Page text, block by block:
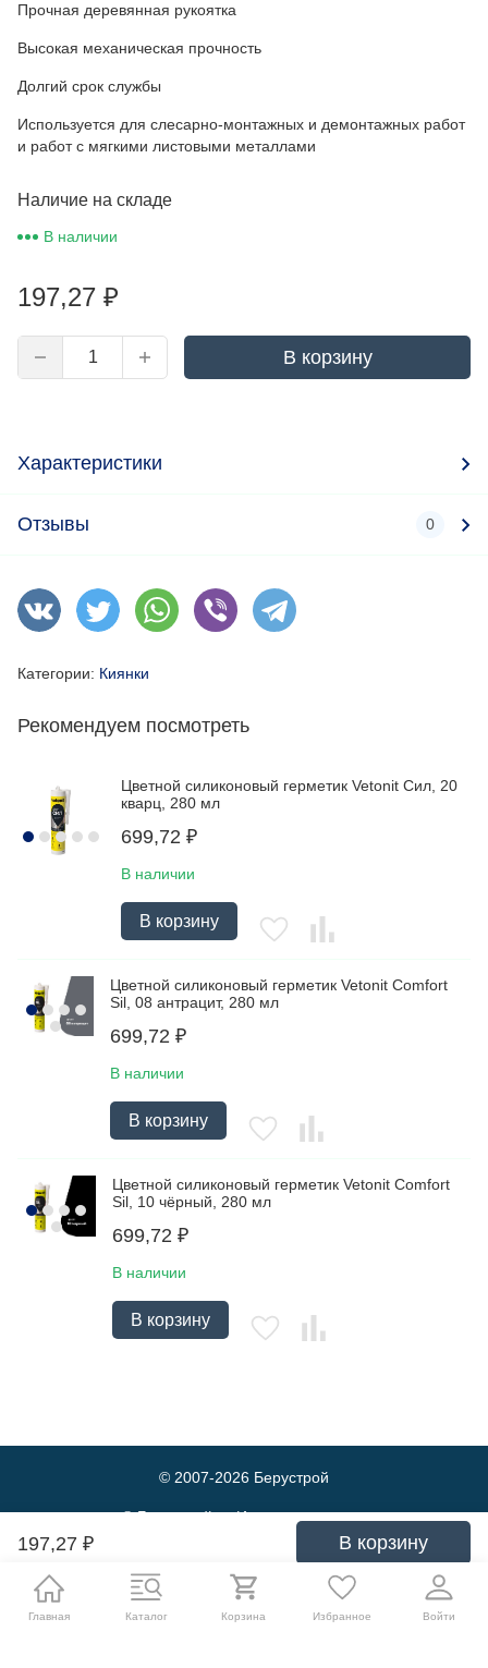
Прочная деревянная рукоятка
Высокая механическая прочность
Долгий срок службы
Используется для слесарно-монтажных и демонтажных работ
и работ с мягкими листовыми металлами
Наличие на складе
В наличии
197,27 ₽
В корзину
197,27 ₽ В корзину
Характеристики
Отзывы 0
Категории: Киянки
Рекомендуем посмотреть
Цветной силиконовый герметик Vetonit Сил, 20
кварц, 280 мл
699,72 ₽
В наличии
В корзину
Цветной силиконовый герметик Vetonit Comfort
Sil, 08 антрацит, 280 мл
699,72 ₽
В наличии
В корзину
Цветной силиконовый герметик Vetonit Comfort
Sil, 10 чёрный, 280 мл
699,72 ₽
В наличии
В корзину
© 2007-2026 Берустрой
© Берустрой — Интернет-магазин
оптовой и розничной продажи
строительных материалов. Выгодные
Главная Каталог Корзина Избранное Войти